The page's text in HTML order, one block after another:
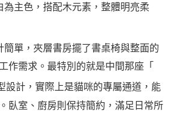
為主色，搭配木元素，整體明亮柔
簡單，夾層書房擺了書桌椅與整面的
作需求。最特別的就是中間那座「
設計，實際上是貓咪的專屬通道，能
臥室、廚房則保持簡約，滿足日常所